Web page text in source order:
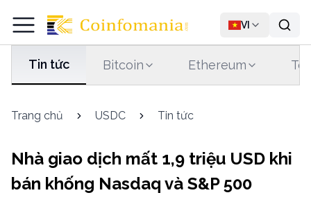
VI
Tin tức Bitcoin Ethereum
Trang chủ USDC Tin tức
Nhà giao dịch mất 1,9 triệu USD khi
bán khống Nasdaq và S&P 500